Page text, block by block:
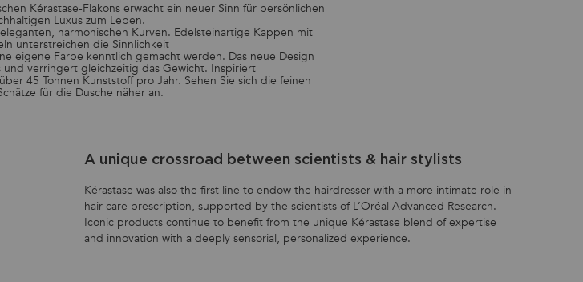
Kérastase-Flakons erwacht ein neuer Sinn für persönlichen
Luxus zum Leben.
harmonischen Kurven. Edelsteinartige Kappen mit
unterstreichen die Sinnlichkeit
eigene Farbe kenntlich gemacht werden. Das neue Design
und verringert gleichzeitig das Gewicht. Inspiriert
45 Tonnen Kunststoff pro Jahr. Sehen Sie sich die feinen
für die Dusche näher an.
A unique crossroad between scientists & hair stylists
Kérastase was also the first line to endow the hairdresser with a more intimate role in
hair care prescription, supported by the scientists of L’Oréal Advanced Research.
Iconic products continue to benefit from the unique Kérastase blend of expertise
and innovation with a deeply sensorial, personalized experience.